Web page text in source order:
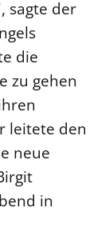
sagte der
die
zu gehen
leitete den
neue
in